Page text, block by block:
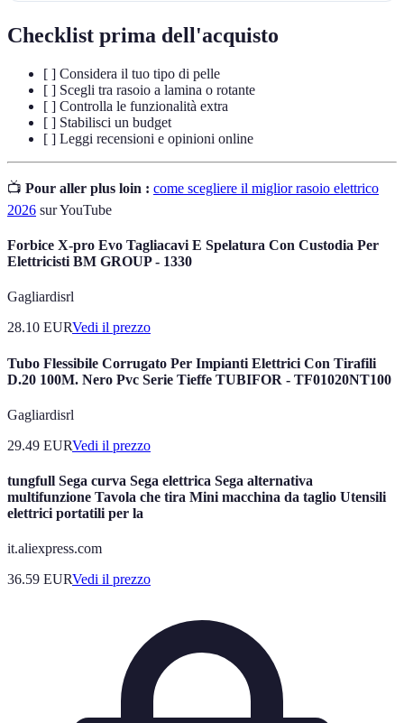
Checklist prima dell'acquisto
[ ] Considera il tuo tipo di pelle
[ ] Scegli tra rasoio a lamina o rotante
[ ] Controlla le funzionalità extra
[ ] Stabilisci un budget
[ ] Leggi recensioni e opinioni online
📺 Pour aller plus loin : come scegliere il miglior rasoio elettrico
2026 sur YouTube
Forbice X-pro Evo Tagliacavi E Spelatura Con Custodia Per
Elettricisti BM GROUP - 1330
Gagliardisrl
28.10 EURVedi il prezzo
Tubo Flessibile Corrugato Per Impianti Elettrici Con Tirafili
D.20 100M. Nero Pvc Serie Tieffe TUBIFOR - TF01020NT100
Gagliardisrl
29.49 EURVedi il prezzo
tungfull Sega curva Sega elettrica Sega alternativa
multifunzione Tavola che tira Mini macchina da taglio Utensili
elettrici portatili per la
it.aliexpress.com
36.59 EURVedi il prezzo